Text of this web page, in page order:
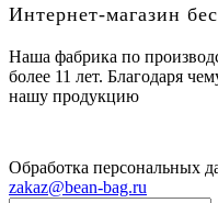
Интернет-магазин
Наша фабрика по
более 11 лет. Благодаря
нашу продукцию
Обработка персональных
zakaz@bean-bag.ru